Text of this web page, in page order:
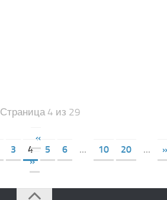
Страница 4 из 29
«
3 4 5 6 ... 10 20 ...
»
»